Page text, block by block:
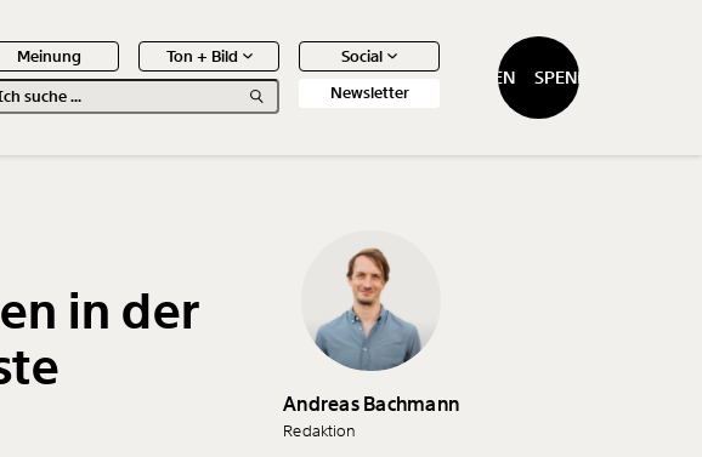
Meinung Ton + Bild
Social
Newsletter
SPENDEN SPENDEN
Artikel
in der
Andreas Bachmann
Redaktion